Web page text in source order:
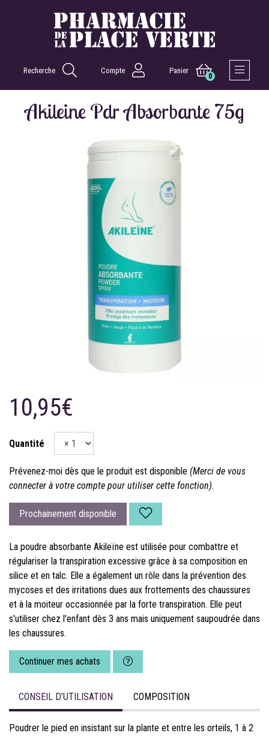
Recherche Compte Panier
0
Akileine Pdr Absorbante 75g
10,95€
Quantité
Prévenez-moi dès que le produit est disponible (Merci de vous
connecter à votre compte pour utiliser cette fonction).
Prochainement disponible
La poudre absorbante Akileïne est utilisée pour combattre et
régulariser la transpiration excessive grâce à sa composition en
silice et en talc. Elle a également un rôle dans la prévention des
mycoses et des irritations dues aux frottements des chaussures
et à la moiteur occasionnée par la forte transpiration. Elle peut
s'utiliser chez l'enfant dès 3 ans mais uniquement saupoudrée dans
les chaussures.
Continuer mes achats
CONSEIL D’UTILISATION COMPOSITION
Poudrer le pied en insistant sur la plante et entre les orteils, 1 à 2